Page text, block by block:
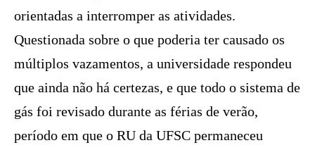
orientadas a interromper as atividades.
Questionada sobre o que poderia ter causado os
múltiplos vazamentos, a universidade respondeu
que ainda não há certezas, e que todo o sistema de
gás foi revisado durante as férias de verão,
período em que o RU da UFSC permaneceu